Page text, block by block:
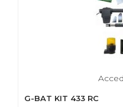
G-BAT KIT 433 RC